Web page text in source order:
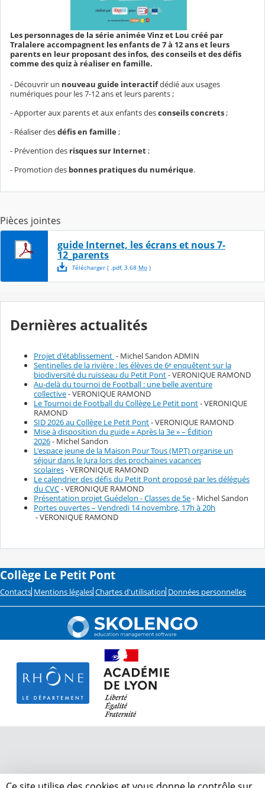
Les personnages de la série animée Vinz et Lou créé par
Tralalere accompagnent les enfants de 7 à 12 ans et leurs
parents en leur proposant des infos, des conseils et des défis
comme des quiz à réaliser en famille.
- Découvrir un nouveau guide interactifdédié aux usages
numériques pour les 7-12 ans et leurs parents ;
- Apporter aux parents et aux enfants desconseils concrets;
- Réaliser desdéfis en famille;
- Prévention des risques sur Internet;
- Promotion des bonnes pratiques du numérique.
Pièces jointes
guide Internet, les écrans et nous 7-
12_parents
Télécharger( .pdf, 3.68 Mo)
Dernières actualités
Projet d'établissement - Michel Sandon ADMIN
Sentinelles de la rivière : les élèves de 6ᵉ enquêtent sur la
biodiversité du ruisseau du Petit Pont- VERONIQUE RAMOND
Au-delà du tournoi de Football : une belle aventure
collective- VERONIQUE RAMOND
Le Tournoi de Football du Collège Le Petit pont- VERONIQUE
RAMOND
SID 2026 au Collège Le Petit Pont- VERONIQUE RAMOND
Mise à disposition du guide « Après la 3e » – Édition
2026- Michel Sandon
L'espace jeune de la Maison Pour Tous (MPT) organise un
séjour dans le Jura lors des prochaines vacances
scolaires- VERONIQUE RAMOND
Le calendrier des défis du Petit Pont proposé par les délégués
du CVC- VERONIQUE RAMOND
Présentation projet Guédelon - Classes de 5e- Michel Sandon
Portes ouvertes – Vendredi 14 novembre, 17h à 20h
- VERONIQUE RAMOND
Collège Le Petit Pont
Contacts Mentions légales Chartes d'utilisation Données personnelles